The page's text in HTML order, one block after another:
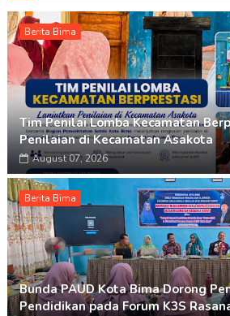
Berita Bima
Tim Penilai Lomba Kecamatan
Penilaian di Kecamatan Asakota
August 07, 2026
Berita Bima
Bunda PAUD Kota Bima Dorong
Pendidikan pada Forum K3S